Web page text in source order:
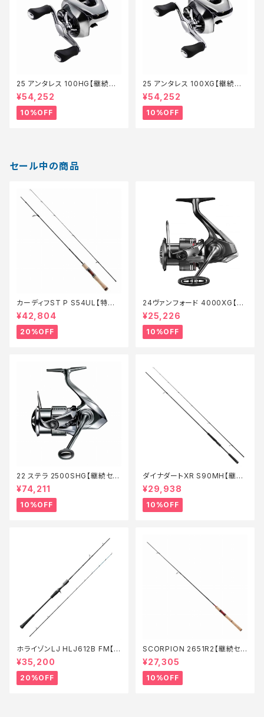
25 アンタレス 100HG【継続セ
ール_リール】【10】
¥54,252
10%OFF
25 アンタレス 100XG【継続セ
ール_リール】【10】
¥54,252
10%OFF
セール中の商品
カーディフST P S54UL【特価
ロッド】【20】
¥42,804
20%OFF
24ヴァンフォード 4000XG【継
続セール_リール】【10】
¥25,226
10%OFF
22 ステラ 2500SHG【継続セー
ル_リール】【10】
¥74,211
10%OFF
ダイナダートXR S90MH【継続
セール_ロッド】【10】
¥29,938
10%OFF
ホライゾンLJ HLJ612B FM【特
価ロッド】【20】
¥35,200
20%OFF
SCORPION 2651R2【継続セ
ール_ロッド】【10】
¥27,305
10%OFF